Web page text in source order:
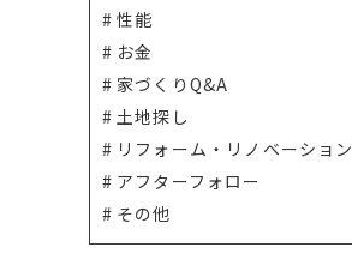
性能
お金
家づくりQ&A
土地探し
リフォーム・リノベーション
アフターフォロー
その他